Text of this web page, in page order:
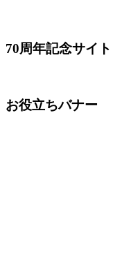
70周年記念サイト
お役立ちバナー